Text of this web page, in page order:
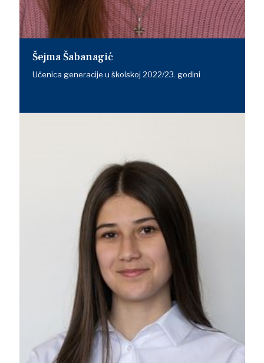
Šejma Šabanagić
Učenica generacije u školskoj 2022/23. godini